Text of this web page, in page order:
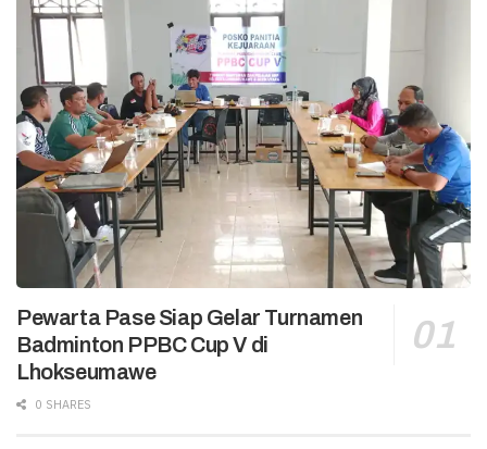
Pewarta Pase Siap Gelar Turnamen
Badminton PPBC Cup V di
Lhokseumawe
0 SHARES